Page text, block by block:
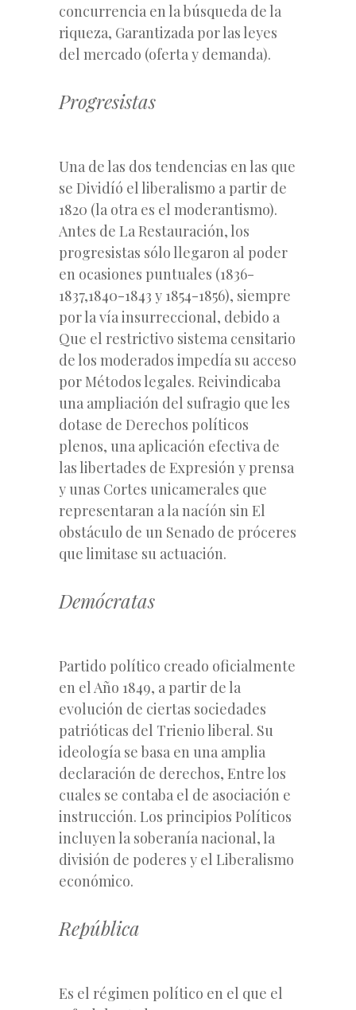
concurrencia en la búsqueda de la
riqueza, Garantizada por las leyes
del mercado (oferta y demanda).
Progresistas
Una de las dos tendencias en las que
se Dividíó el liberalismo a partir de
1820 (la otra es el moderantismo).
Antes de La Restauración, los
progresistas sólo llegaron al poder
en ocasiones puntuales (1836-
1837,1840-1843 y 1854-1856), siempre
por la vía insurreccional, debido a
Que el restrictivo sistema censitario
de los moderados impedía su acceso
por Métodos legales. Reivindicaba
una ampliación del sufragio que les
dotase de Derechos políticos
plenos, una aplicación efectiva de
las libertades de Expresión y prensa
y unas Cortes unicamerales que
representaran a la nacíón sin El
obstáculo de un Senado de próceres
que limitase su actuación.
Demócratas
Partido político creado oficialmente
en el Año 1849, a partir de la
evolución de ciertas sociedades
patrióticas del Trienio liberal. Su
ideología se basa en una amplia
declaración de derechos, Entre los
cuales se contaba el de asociación e
instrucción. Los principios Políticos
incluyen la soberanía nacional, la
división de poderes y el Liberalismo
económico.
República
Es el régimen político en el que el